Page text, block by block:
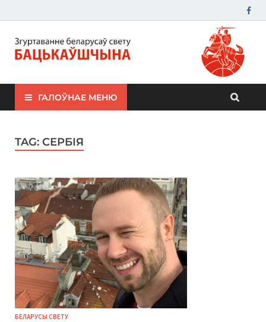
ЗБС "Бацькаўшчына"
ГАЛОЎНАЕ МЕНЮ
TAG: СЕРБІЯ
БЕЛАРУСЫ СВЕТУ